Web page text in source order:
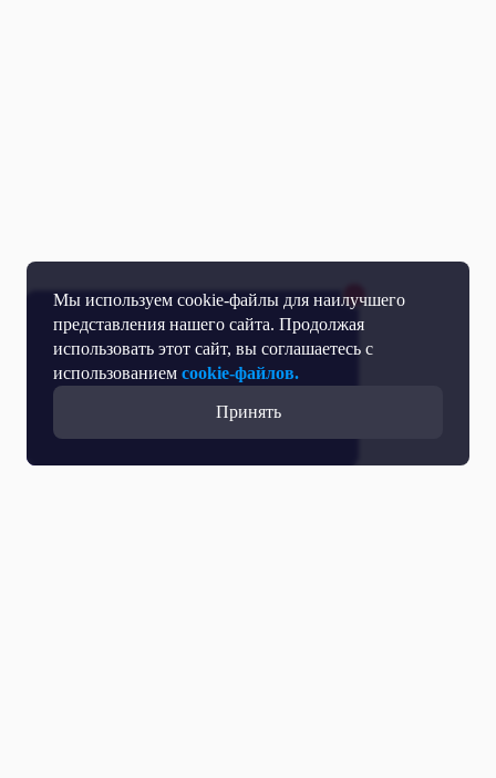
Мы используем cookie-файлы для наилучшего
представления нашего сайта. Продолжая
использовать этот сайт, вы соглашаетесь с
использованием cookie-файлов.
Принять